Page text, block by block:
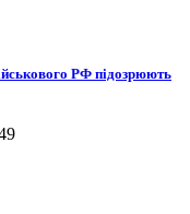
РФ підозрюють